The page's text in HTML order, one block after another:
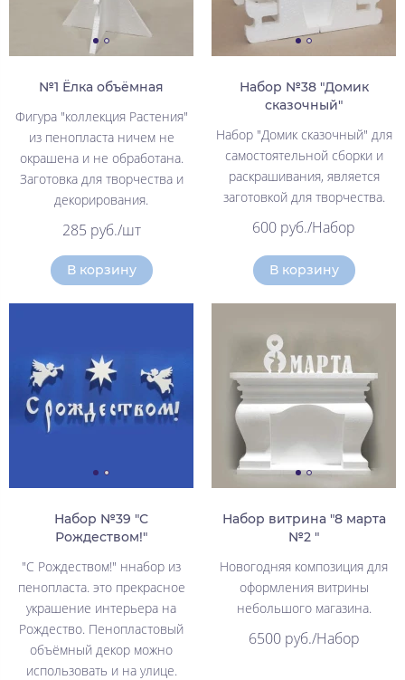
№1 Ёлка объёмная
Фигура "коллекция Растения"
из пенопласта ничем не
окрашена и не обработана.
Заготовка для творчества и
декорирования.
285 руб./шт
В корзину
Набор №38 "Домик
сказочный"
Набор "Домик сказочный" для
самостоятельной сборки и
раскрашивания, является
заготовкой для творчества.
600 руб./Набор
В корзину
Набор №39 "С
Рождеством!"
"С Рождеством!" ннабор из
пенопласта. это прекрасное
украшение интерьера на
Рождество. Пенопластовый
объёмный декор можно
использовать и на улице.
Набор витрина "8 марта
№2 "
Новогодняя композиция для
оформления витрины
небольшого магазина.
6500 руб./Набор